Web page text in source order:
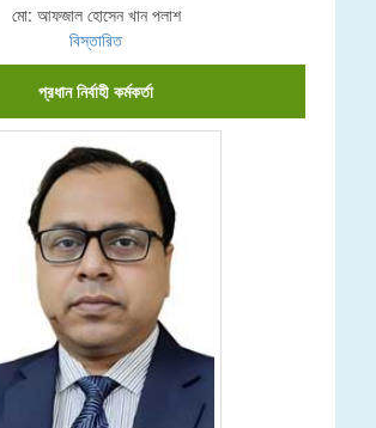
মো: আফজাল হোসেন খান পলাশ
বিস্তারিত
প্রধান নির্বাহী কর্মকর্তা